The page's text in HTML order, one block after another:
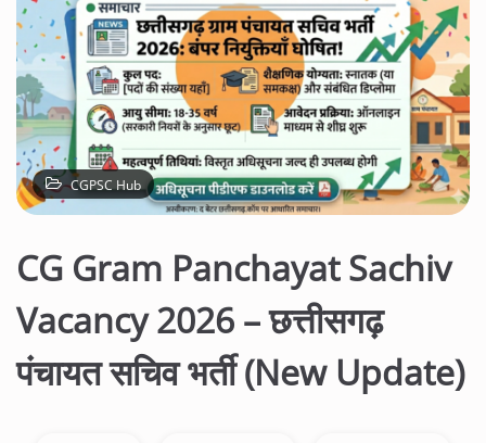
CGPSC Hub
CG Gram Panchayat Sachiv
Vacancy 2026 – छत्तीसगढ़
पंचायत सचिव भर्ती (New Update)